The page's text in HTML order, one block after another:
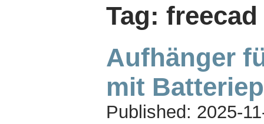
Tag: freecad
Aufhänger
mit
Published: 2025-